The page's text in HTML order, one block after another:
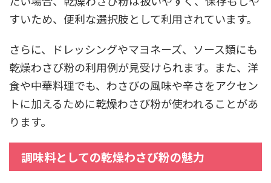
すいため、便利な選択肢として利用されています。
さらに、ドレッシングやマヨネーズ、ソース類にも
乾燥わさび粉の利用例が見受けられます。また、洋
食や中華料理でも、わさびの風味や辛さをアクセン
トに加えるために乾燥わさび粉が使われることがあ
ります。
調味料としての乾燥わさび粉の魅力